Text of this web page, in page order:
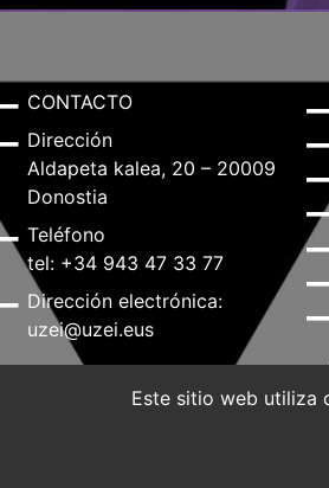
CONTACTO
Dirección
Aldapeta kalea, 20 – 20009
Donostia
Teléfono
tel: +34 943 47 33 77
Dirección electrónica:
uzei@uzei.eus
Este sitio web utiliza